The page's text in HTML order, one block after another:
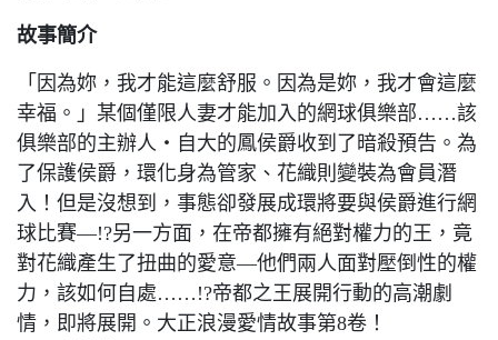
故事簡介
「因為妳，我才能這麼舒服。因為是妳，我才會這麼
幸福。」某個僅限人妻才能加入的網球俱樂部……該
俱樂部的主辦人‧自大的鳳侯爵收到了暗殺預告。為
了保護侯爵，環化身為管家、花織則變裝為會員潛
入！但是沒想到，事態卻發展成環將要與侯爵進行網
球比賽—!?另一方面，在帝都擁有絕對權力的王，竟
對花織產生了扭曲的愛意—他們兩人面對壓倒性的權
力，該如何自處……!?帝都之王展開行動的高潮劇
情，即將展開。大正浪漫愛情故事第8卷！